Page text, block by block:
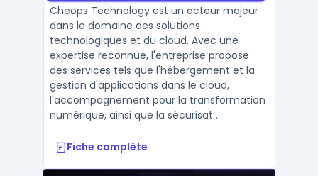
Cheops Technology est un acteur majeur
dans le domaine des solutions
technologiques et du cloud. Avec une
expertise reconnue, l'entreprise propose
des services tels que l'hébergement et la
gestion d'applications dans le cloud,
l'accompagnement pour la transformation
numérique, ainsi que la sécurisat ...
Fiche complète